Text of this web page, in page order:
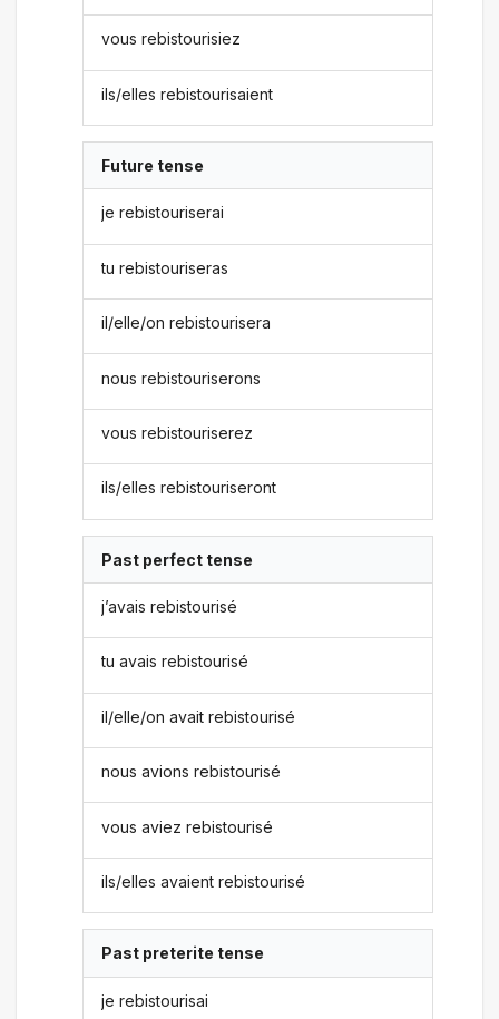
vous rebistourisiez
ils/elles rebistourisaient
Future tense
je rebistouriserai
tu rebistouriseras
il/elle/on rebistourisera
nous rebistouriserons
vous rebistouriserez
ils/elles rebistouriseront
Past perfect tense
j’avais rebistourisé
tu avais rebistourisé
il/elle/on avait rebistourisé
nous avions rebistourisé
vous aviez rebistourisé
ils/elles avaient rebistourisé
Past preterite tense
je rebistourisai